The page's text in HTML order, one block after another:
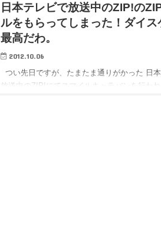
日本テレビで放送中のZIP!の
ルをもらってしまった！ダイス
最高だわ。
2012.10.06
つい先日ですが、たまたま通りがかった 日
放送中のZIP!にてスマイルキャラバンを行わ